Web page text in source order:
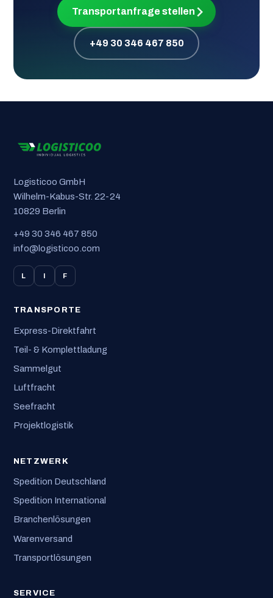
Transportanfrage stellen
+49 30 346 467 850
Logisticoo GmbH
Wilhelm-Kabus-Str. 22-24
10829 Berlin
+49 30 346 467 850
info@logisticoo.com
L I F
TRANSPORTE
Express-Direktfahrt
Teil- & Komplettladung
Sammelgut
Luftfracht
Seefracht
Projektlogistik
NETZWERK
Spedition Deutschland
Spedition International
Branchenlösungen
Warenversand
Transportlösungen
SERVICE